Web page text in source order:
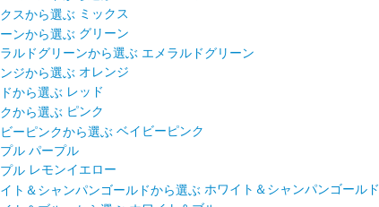
ミックス
グリーン
エメラルドグリーン
オレンジ
レッド
ピンク
ベイビーピンク
パープル
レモンイエロー
ホワイト＆シャンパンゴールド